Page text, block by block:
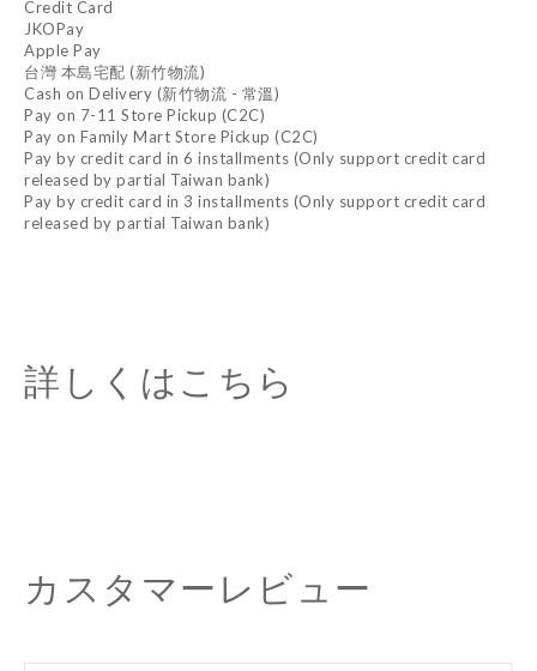
Credit Card
JKOPay
Apple Pay
台灣 本島宅配 (新竹物流)
Cash on Delivery (新竹物流 - 常溫)
Pay on 7-11 Store Pickup (C2C)
Pay on Family Mart Store Pickup (C2C)
Pay by credit card in 6 installments (Only support credit card
released by partial Taiwan bank)
Pay by credit card in 3 installments (Only support credit card
released by partial Taiwan bank)
詳しくはこちら
カスタマーレビュー